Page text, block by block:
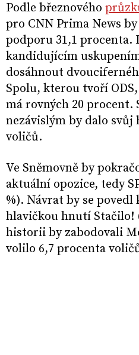
Podle březnového
pro CNN Prima News
podporu 31,1 procenta.
kandidujícím
dosáhnout
Spolu, kterou tvoří ODS,
má rovných 20 procent.
nezávislým by dalo svůj
voličů.
Ve Sněmovně by
aktuální opozice, tedy
%). Návrat by se
hlavičkou hnutí Stačilo!
historii by zabodovali
volilo 6,7 procenta